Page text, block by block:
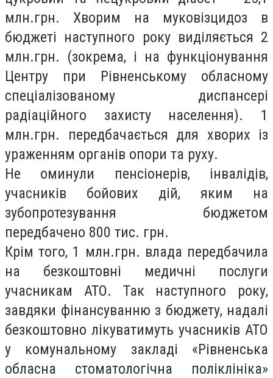
млн.грн. Хворим на муковізцидоз в
бюджеті наступного року виділяється 2
млн.грн. (зокрема, і на функціонування
Центру при Рівненському обласному
спеціалізованому диспансері
радіаційного захисту населення). 1
млн.грн. передбачається для хворих із
ураженням органів опори та руху.
Не оминули пенсіонерів, інвалідів,
учасників бойових дій, яким на
зубопротезування бюджетом
передбачено 800 тис. грн.
Крім того, 1 млн.грн. влада передбачила
на безкоштовні медичні послуги
учасникам АТО. Так наступного року,
завдяки фінансуванню з бюджету, надалі
безкоштовно лікуватимуть учасників АТО
у комунальному закладі «Рівненська
обласна стоматологічна поліклініка»